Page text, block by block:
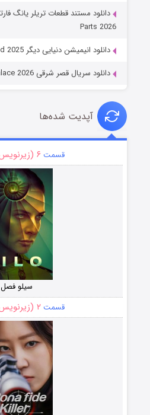
Parts 2026
دانلود انیمیشن دنیایی دیگر Another World 2025
دانلود سریال قصر شرقی The East Palace 2026
آپدیت شده‌ها
قسمت ۶ (زیرنویس)
سیلو فصل ۳
قسمت ۲ (زیرنویس)